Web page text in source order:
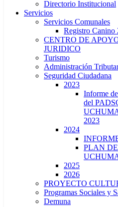
Directorio Institucional
Servicios
Servicios Comunales
Registro Canino
CENTRO DE
JURIDICO
Turismo
Administración
Seguridad Ciudadana
2023
Informe
del
2023
2024
PLAN
2025
2026
PROYECTO
Programas Sociales y
Demuna